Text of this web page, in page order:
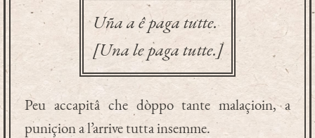
Uña a ê paga tutte.
[Una le paga tutte.]
Peu accapitâ che dòppo tante malaçioin, a
puniçion a l’arrive tutta insemme.